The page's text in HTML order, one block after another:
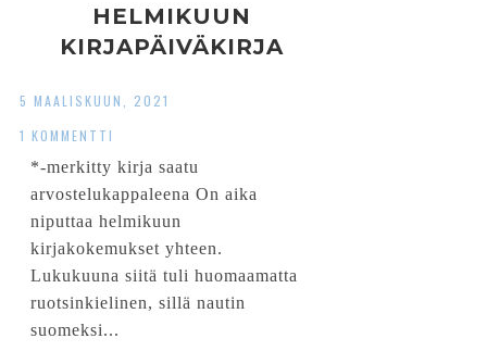
HELMIKUUN
KIRJAPÄIVÄKIRJA
5 MAALISKUUN, 2021
1 KOMMENTTI
*-merkitty kirja saatu
arvostelukappaleena On aika
niputtaa helmikuun
kirjakokemukset yhteen.
Lukukuuna siitä tuli huomaamatta
ruotsinkielinen, sillä nautin
suomeksi...